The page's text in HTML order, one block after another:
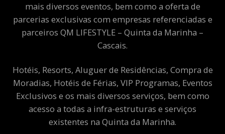
mais diversos eventos, bem como a oferta de
parcerias exclusivas com empresas referenciadas e
parceiros QM LIFESTYLE – Quinta da Marinha –
Cascais.
Hotéis, Resorts, Aluguer de Residências, Compra de
Moradias, Hotéis de Férias, VIP Programas, Eventos
Exclusivos e os mais diversos serviços, bem como
acesso a todas a infra-estruturas e serviços
existentes na Quinta da Marinha.